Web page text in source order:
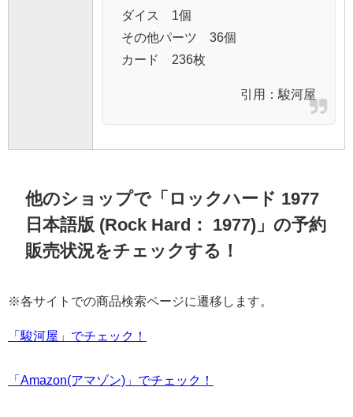
ダイス 1個
その他パーツ 36個
カード 236枚
引用： 駿河屋
他のショップで「ロックハード 1977
日本語版 (Rock Hard： 1977)」の予約
販売状況をチェックする！
※各サイトでの商品検索ページに遷移します。
「駿河屋」でチェック！
「Amazon(アマゾン)」でチェック！